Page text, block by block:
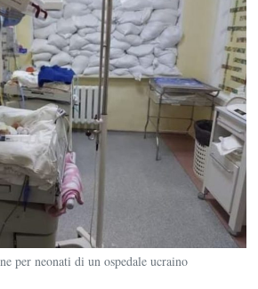
per neonati di un ospedale ucraino